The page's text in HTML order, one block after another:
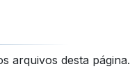
arquivos desta página.